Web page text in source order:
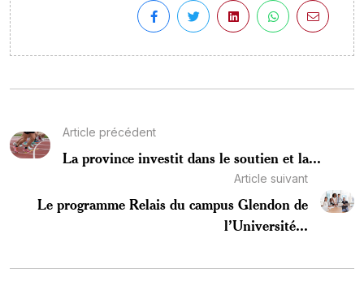
Article précédent
La province investit dans le soutien et la...
Article suivant
Le programme Relais du campus Glendon de
l’Université...